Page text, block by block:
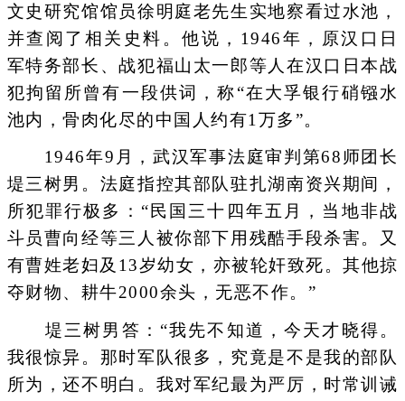
文史研究馆馆员徐明庭老先生实地察看过水池，
并查阅了相关史料。他说，1946年，原汉口日
军特务部长、战犯福山太一郎等人在汉口日本战
犯拘留所曾有一段供词，称“在大孚银行硝镪水
池内，骨肉化尽的中国人约有1万多”。
1946年9月，武汉军事法庭审判第68师团长
堤三树男。法庭指控其部队驻扎湖南资兴期间，
所犯罪行极多：“民国三十四年五月，当地非战
斗员曹向经等三人被你部下用残酷手段杀害。又
有曹姓老妇及13岁幼女，亦被轮奸致死。其他掠
夺财物、耕牛2000余头，无恶不作。”
堤三树男答：“我先不知道，今天才晓得。
我很惊异。那时军队很多，究竟是不是我的部队
所为，还不明白。我对军纪最为严厉，时常训诫